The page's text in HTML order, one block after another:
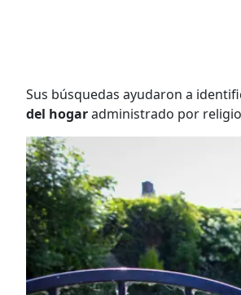
Sus búsquedas ayudaron a
del hogaradministrado por